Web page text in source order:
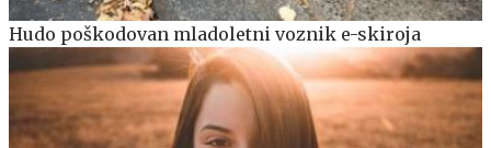
Hudo poškodovan mladoletni voznik e-skiroja